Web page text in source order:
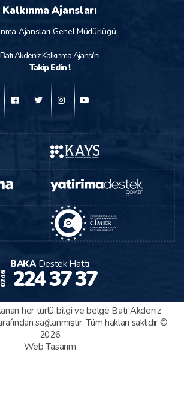
Kalkınma Ajansları
Ajansları Genel Müdürlüğü
Batı Akdeniz Kalkınma Ajansı’nı
Takip Edin !
BAKADestek Hattı
0246 224 37 37
her türlü bilgi ve belge Batı Akdeniz
sağlanmıştır. Tüm hakları saklıdır ©
2026
Web Tasarım